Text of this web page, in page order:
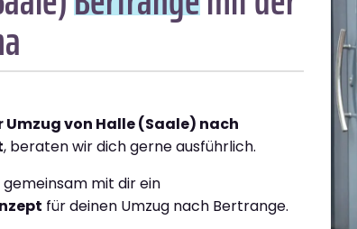
Umzug von Halle (Saale) nach
, beraten wir dich gerne ausführlich.
mit dir ein
für deinen Umzug nach Bertrange.